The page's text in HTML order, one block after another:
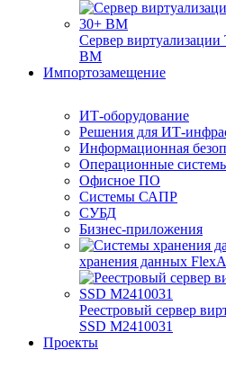
Сервер
ВМ
Импортозамещение
ИТ-оборудование
Решения для ИТ-
Информационная
Операционные
Офисное ПО
Системы САПР
СУБД
Бизнес-приложения
хранения данных
Реестровый сервер
SSD М2410031
Проекты